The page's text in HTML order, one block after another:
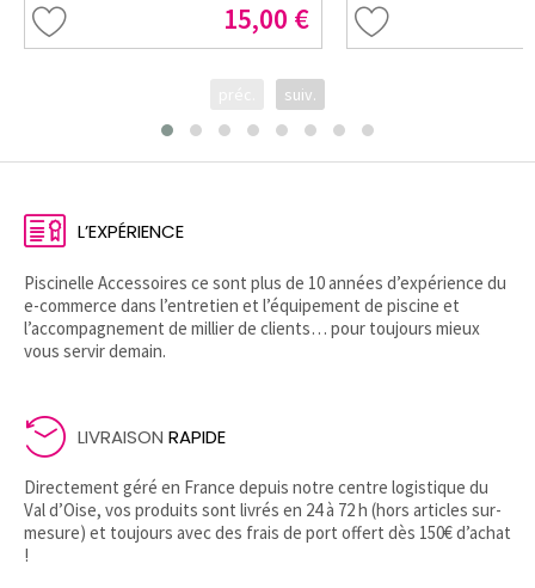
15,00 €
suiv.
L’EXPÉRIENCE
Piscinelle Accessoires ce sont plus de 10 années d’expérience du
e-commerce dans l’entretien et l’équipement de piscine et
l’accompagnement de millier de clients… pour toujours mieux
vous servir demain.
LIVRAISON RAPIDE
Directement géré en France depuis notre centre logistique du
Val d’Oise, vos produits sont livrés en 24 à 72 h (hors articles sur-
mesure) et toujours avec des frais de port offert dès 150€ d’achat
!